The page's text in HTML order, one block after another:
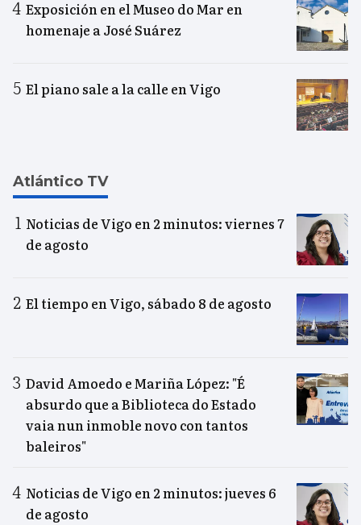
Exposición en el Museo do Mar en
homenaje a José Suárez
El piano sale a la calle en Vigo
Atlántico TV
Noticias de Vigo en 2 minutos: viernes 7
de agosto
El tiempo en Vigo, sábado 8 de agosto
David Amoedo e Mariña López: "É
absurdo que a Biblioteca do Estado
vaia nun inmoble novo con tantos
baleiros"
Noticias de Vigo en 2 minutos: jueves 6
de agosto